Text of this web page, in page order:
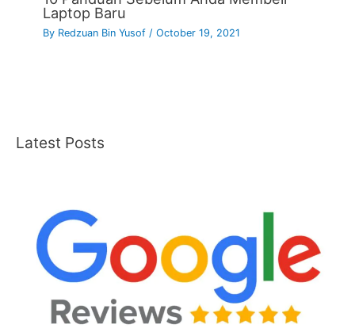
Laptop Baru
By Redzuan Bin Yusof /October 19, 2021
Latest Posts